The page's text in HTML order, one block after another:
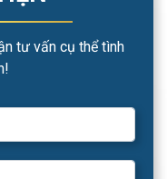
tư vấn cụ thể tình